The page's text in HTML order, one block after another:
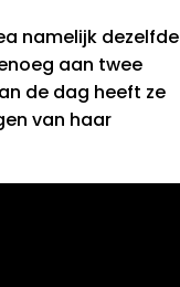
namelijk dezelfde
aan twee
de dag heeft ze
van haar